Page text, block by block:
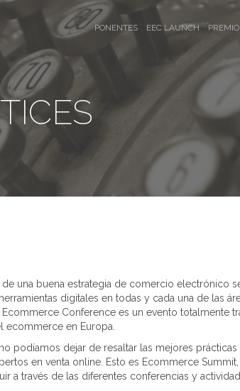
PONENTES EEC LAUNCH
de una buena estrategia de comercio electrónico
digitales en todas y cada una de las
Conference es un evento totalmente
ecommerce en Europa.
podíamos dejar de resaltar las mejores
en venta online. Esto es Ecommerce
a través de las diferentes conferencias y